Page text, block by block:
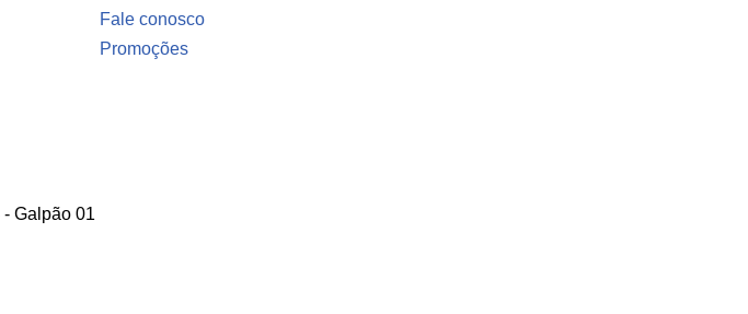
Galpão 01
Fale conosco
Promoções